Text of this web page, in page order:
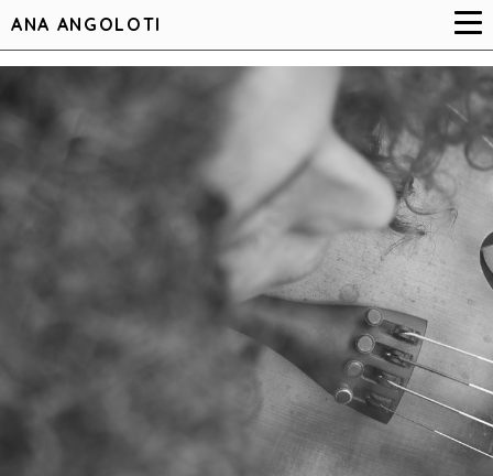
ANA ANGOLOTI